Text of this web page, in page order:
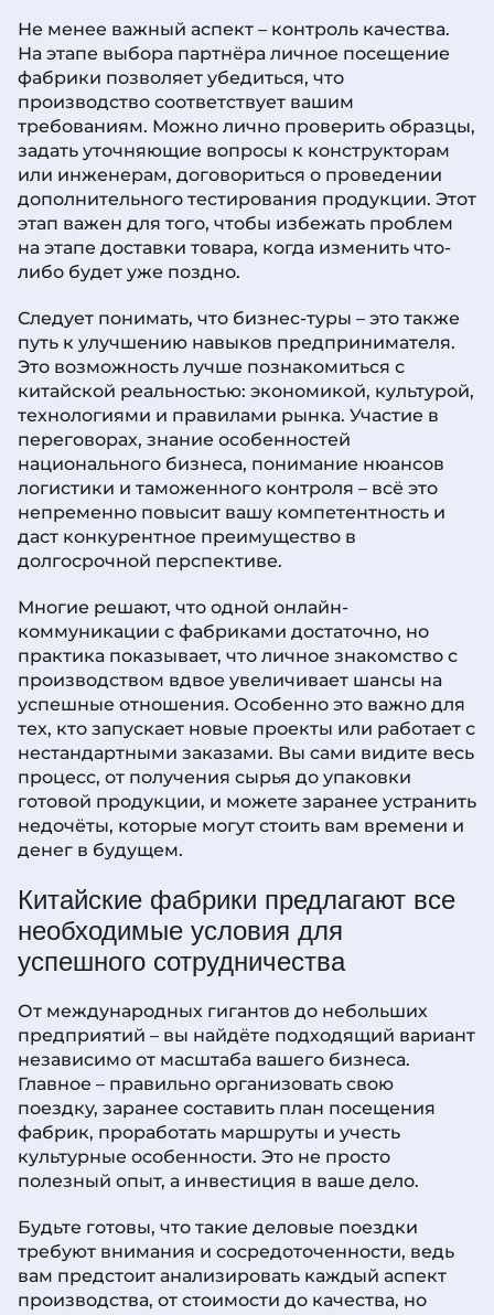
Не менее важный аспект – контроль качества.
На этапе выбора партнёра личное посещение
фабрики позволяет убедиться, что
производство соответствует вашим
требованиям. Можно лично проверить образцы,
задать уточняющие вопросы к конструкторам
или инженерам, договориться о проведении
дополнительного тестирования продукции. Этот
этап важен для того, чтобы избежать проблем
на этапе доставки товара, когда изменить что-
либо будет уже поздно.
Следует понимать, что бизнес-туры – это также
путь к улучшению навыков предпринимателя.
Это возможность лучше познакомиться с
китайской реальностью: экономикой, культурой,
технологиями и правилами рынка. Участие в
переговорах, знание особенностей
национального бизнеса, понимание нюансов
логистики и таможенного контроля – всё это
непременно повысит вашу компетентность и
даст конкурентное преимущество в
долгосрочной перспективе.
Многие решают, что одной онлайн-
коммуникации с фабриками достаточно, но
практика показывает, что личное знакомство с
производством вдвое увеличивает шансы на
успешные отношения. Особенно это важно для
тех, кто запускает новые проекты или работает с
нестандартными заказами. Вы сами видите весь
процесс, от получения сырья до упаковки
готовой продукции, и можете заранее устранить
недочёты, которые могут стоить вам времени и
денег в будущем.
Китайские фабрики предлагают все
необходимые условия для
успешного сотрудничества
От международных гигантов до небольших
предприятий – вы найдёте подходящий вариант
независимо от масштаба вашего бизнеса.
Главное – правильно организовать свою
поездку, заранее составить план посещения
фабрик, проработать маршруты и учесть
культурные особенности. Это не просто
полезный опыт, а инвестиция в ваше дело.
Будьте готовы, что такие деловые поездки
требуют внимания и сосредоточенности, ведь
вам предстоит анализировать каждый аспект
производства, от стоимости до качества, но